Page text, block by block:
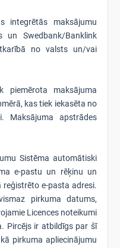
integrētās maksājumu
un Swedbank/Banklink
no valsts un/vai
piemērota maksājuma
kas tiek iekasēta no
Maksājuma apstrādes
Sistēma automātiski
e-pastu un rēķinu un
e-pasta adresi.
pirkuma datums,
Licences noteikumi
Pircējs ir atbildīgs par šī
pirkuma apliecinājumu